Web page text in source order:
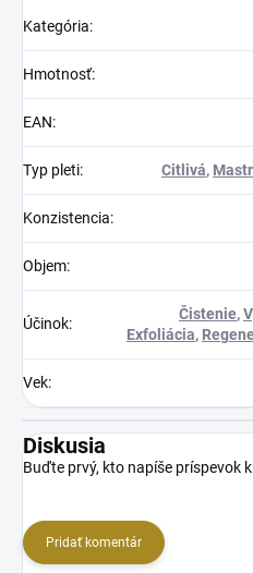
Kategória:
Hmotnosť:
EAN:
Typ pleti: Citlivá,
Konzistencia:
Objem:
Účinok:
Čistenie,
Exfoliácia,
Vek:
Diskusia
Buďte prvý, kto napíše príspevok
Pridať komentár